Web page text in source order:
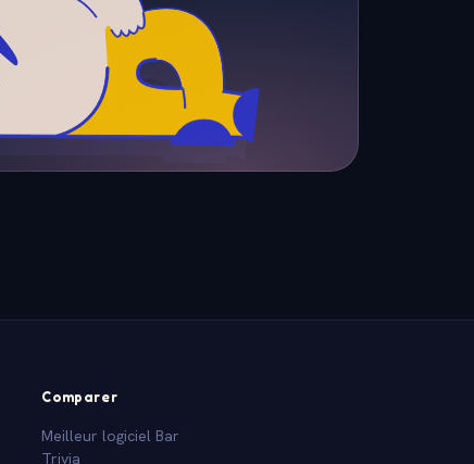
Comparer
Meilleur logiciel Bar
Trivia